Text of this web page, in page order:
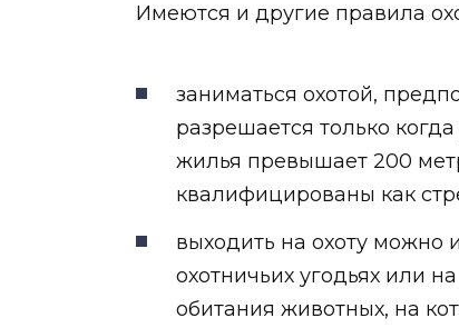
Имеются и другие правила
заниматься охотой,
разрешается только
жилья превышает 200
квалифицированы как
выходить на охоту можно
охотничьих угодьях или
обитания животных, на